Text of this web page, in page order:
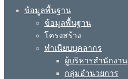
ข้อมูลพื้นฐาน
ข้อมูลพื้นฐาน
โครงสร้าง
ทำเนียบบุคลากร
ผู้บริหารสำนักงาน
กลุ่มอำนวยการ